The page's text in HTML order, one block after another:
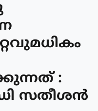
:
ഡി സതീശൻ